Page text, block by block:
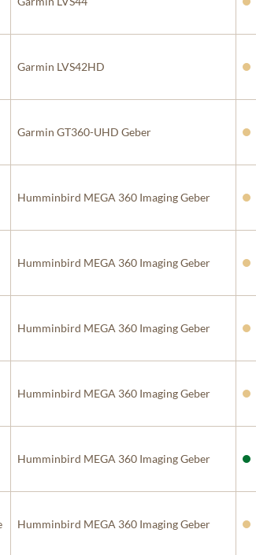
Garmin LVS42HD
Garmin GT360-UHD Geber
Humminbird MEGA 360 Imaging Geber
Humminbird MEGA 360 Imaging Geber
Humminbird MEGA 360 Imaging Geber
Humminbird MEGA 360 Imaging Geber
Humminbird MEGA 360 Imaging Geber
Humminbird MEGA 360 Imaging Geber